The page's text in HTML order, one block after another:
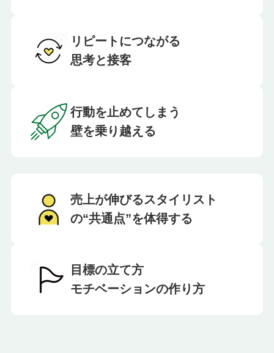
リピートにつながる
思考と接客
行動を止めてしまう
壁を乗り越える
売上が伸びるスタイリスト
の“共通点”を体得する
目標の立て方
モチベーションの作り方